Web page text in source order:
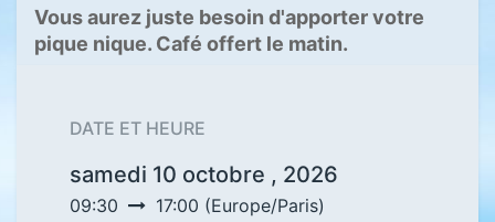
Vous aurez juste besoin d'apporter votre
pique nique. Café offert le matin.
DATE ET HEURE
samedi 10 octobre , 2026
09:30 17:00 (Europe/Paris)